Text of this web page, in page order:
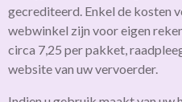
gecrediteerd. Enkel de kosten
webwinkel zijn voor eigen
circa 7,25 per pakket,
website van uw vervoerder.